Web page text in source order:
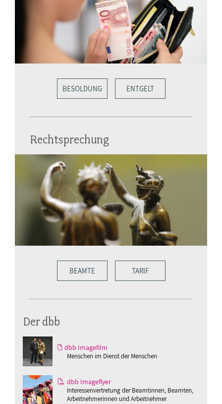
BESOLDUNG ENTGELT
Rechtsprechung
BEAMTE TARIF
Der dbb
dbb Imagefilm
Menschen im Dienst der Menschen
dbb Imageflyer
Interessenvertretung der Beamtinnen, Beamten,
Arbeitnehmerinnen und Arbeitnehmer